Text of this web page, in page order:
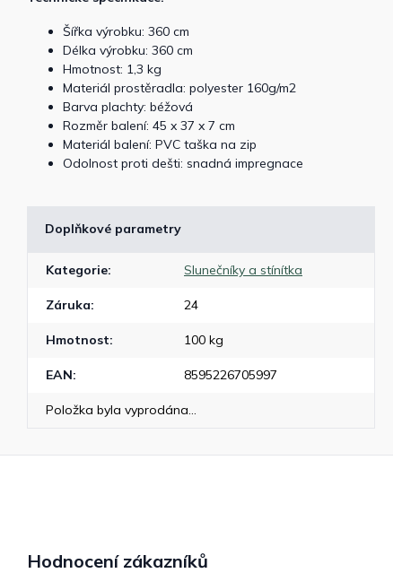
Šířka výrobku: 360 cm
Délka výrobku: 360 cm
Hmotnost: 1,3 kg
Materiál prostěradla: polyester 160g/m2
Barva plachty: béžová
Rozměr balení: 45 x 37 x 7 cm
Materiál balení: PVC taška na zip
Odolnost proti dešti: snadná impregnace
Doplňkové parametry
Kategorie: Slunečníky a stínítka
Záruka: 24
Hmotnost: 100 kg
EAN: 8595226705997
Položka byla vyprodána…
Hodnocení zákazníků